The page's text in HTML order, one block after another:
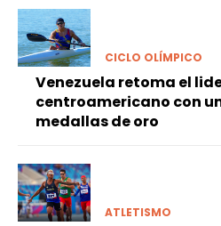
CICLO OLÍMPICO
Venezuela retoma el
centroamericano con
medallas de oro
ATLETISMO